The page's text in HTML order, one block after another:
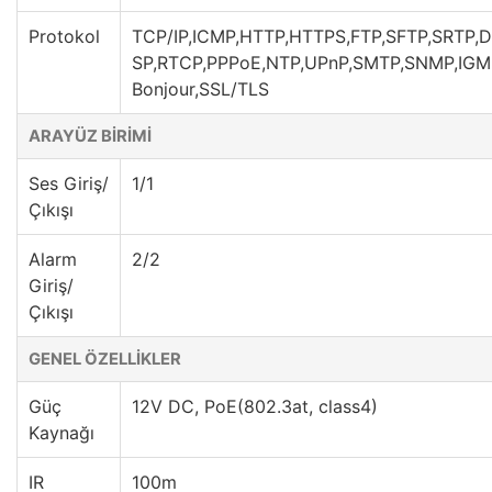
Protokol
TCP/
Bonjour,SSL/TLS
ARAYÜZ BİRİMİ
Ses Giriş/
Çıkışı
1/1
Alarm
Giriş/
Çıkışı
2/2
GENEL ÖZELLİKLER
Güç
Kaynağı
12V DC, PoE(802.3at, class4)
IR 100m